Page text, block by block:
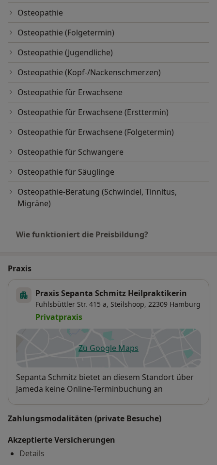
Osteopathie
Osteopathie (Folgetermin)
Osteopathie (Jugendliche)
Osteopathie (Kopf-/Nackenschmerzen)
Osteopathie für Erwachsene
Osteopathie für Erwachsene (Ersttermin)
Osteopathie für Erwachsene (Folgetermin)
Osteopathie für Schwangere
Osteopathie für Säuglinge
Osteopathie-Beratung (Schwindel, Tinnitus,
Migräne)
Wie funktioniert die Preisbildung?
Praxis
Praxis Sepanta Schmitz Heilpraktikerin
Fuhlsbüttler Str. 415 a, Steilshoop, 22309 Hamburg
Privatpraxis
Zu Google Mapsöffnet in einer neuen
Verfügbarkeit
Sepanta Schmitz bietet an diesem Standort über
Jameda keine Online-Terminbuchung an
Zahlungsmodalitäten (private Besuche)
Akzeptierte Versicherungen
Details